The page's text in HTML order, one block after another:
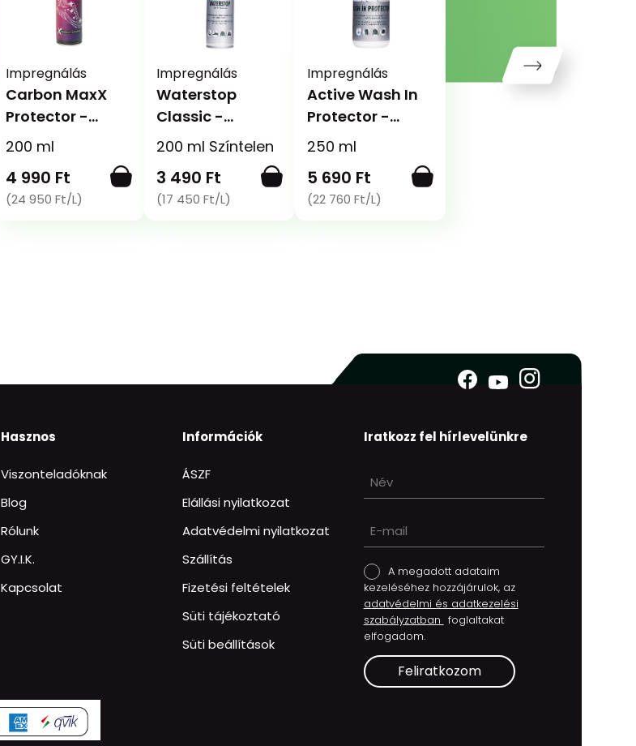
Impregnálás
Carbon MaxX
Protector -
Impregnáló
200 ml
4 990 Ft
(24 950 Ft/L)
Impregnálás
Waterstop
Classic -
Impregnáló és
fényvédő spray
200 ml Színtelen
3 490 Ft
(17 450 Ft/L)
Impregnálás
Active Wash In
Protector -
Bemosható
250 ml
5 690 Ft
(22 760 Ft/L)
Hasznos
Viszonteladóknak
Blog
Rólunk
GY.I.K.
Kapcsolat
Információk
ÁSZF
Elállási nyilatkozat
Adatvédelmi nyilatkozat
Szállítás
Fizetési feltételek
Süti tájékoztató
Süti beállítások
Iratkozz fel hírlevelünkre
A megadott adataim
kezeléséhez hozzájárulok, az
adatvédelmi és adatkezelési
szabályzatban foglaltakat
elfogadom.
Feliratkozom